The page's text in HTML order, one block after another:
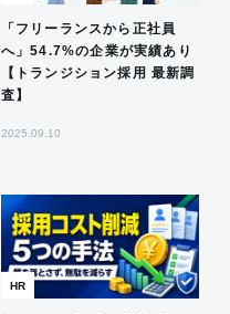
「フリーランスから正社員
へ」54.7%の企業が実績あり
【トランジション採用 最新調
査】
2025.09.10
HR